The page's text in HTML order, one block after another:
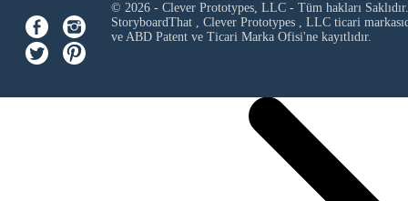
© 2026 - Clever Prototypes, LLC - Tüm hakları Saklıdır.
StoryboardThat , Clever Prototypes , LLCticari
ve ABD Patent ve Ticari Marka Ofisi'ne kayıtlıdır.